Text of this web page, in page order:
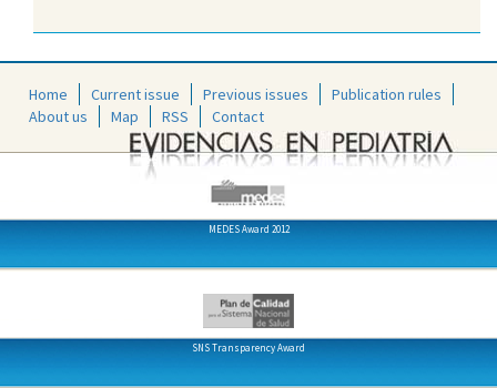
Home Current issue Previous issues
Publication rules
About us
Map RSS Contact
MEDES Award 2012
SNS Transparency Award